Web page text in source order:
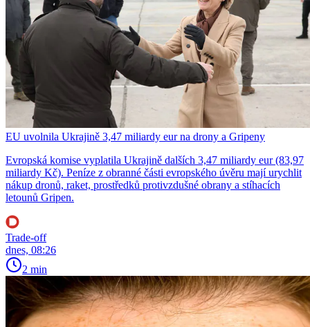
EU uvolnila Ukrajině 3,47 miliardy eur na drony a Gripeny
Evropská komise vyplatila Ukrajině dalších 3,47 miliardy eur (83,97
miliardy Kč). Peníze z obranné části evropského úvěru mají urychlit
nákup dronů, raket, prostředků protivzdušné obrany a stíhacích
letounů Gripen.
Trade-off
dnes, 08:26
2 min